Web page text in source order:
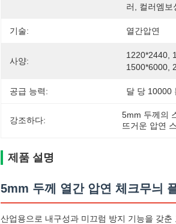
러, 컬러엠보
기술: 열간압연
사양:
1220*2440,
1500*6000,
공급 능력: 달 당 10000
강조하다:
5mm 두께의
뜨거운 압연
제품 설명
5mm 두께 열간 압연 체크무늬
산업용으로 내구성과 미끄럼 방지 기능을 갖